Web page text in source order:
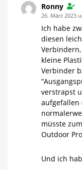
Ronny
26. März 2023
Ich habe
diesen
kleine
Verbinder
verstrapst
aufgefallen
müsste
Outdoor
Und ich